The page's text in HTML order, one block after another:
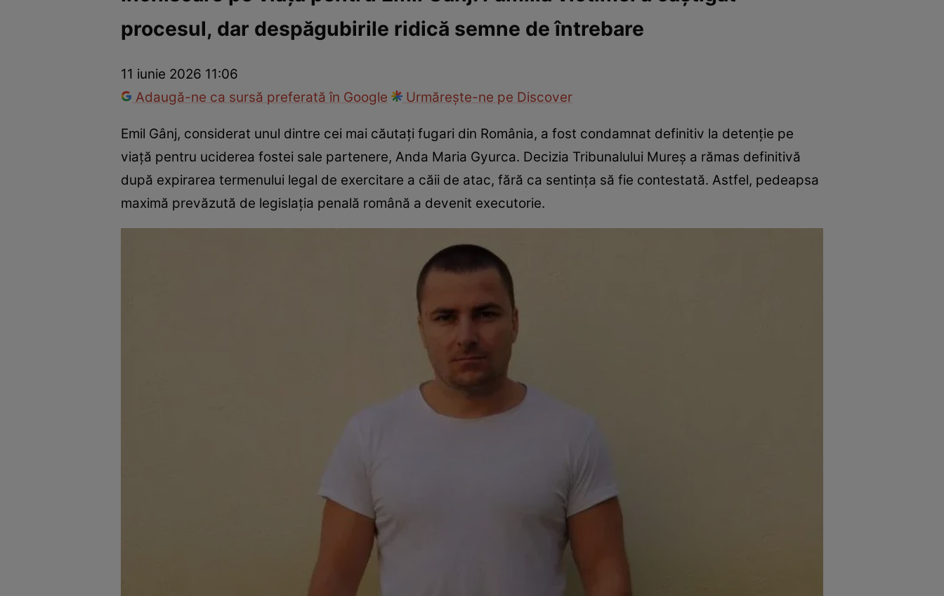
InternaționalFapt diversTehnologieNaționalSport
procesul, dar despăgubirile ridică semne de întrebare
11 iunie 2026 11:06
Adaugă-ne ca sursă preferată în Google
Urmărește-ne pe Discover
Emil Gânj, considerat unul dintre cei mai căutați fugari din România, a fost condamnat definitiv la detenție pe
viață pentru uciderea fostei sale partenere, Anda Maria Gyurca. Decizia Tribunalului Mureș a rămas definitivă
după expirarea termenului legal de exercitare a căii de atac, fără ca sentința să fie contestată. Astfel, pedeapsa
maximă prevăzută de legislația penală română a devenit executorie.